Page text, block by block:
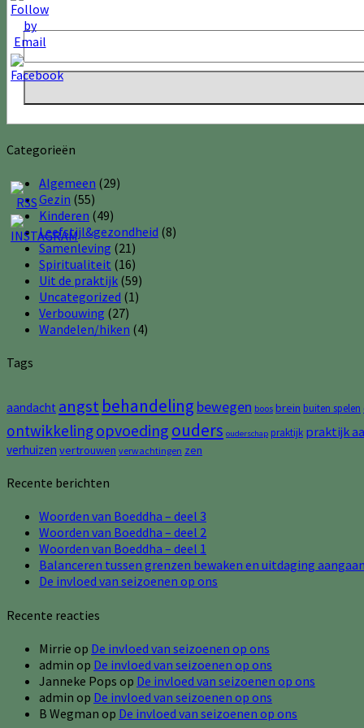
Categorieën
Algemeen (29)
Gezin (55)
Kinderen (49)
Leefstijl&gezondheid (8)
Samenleving (21)
Spiritualiteit (16)
Uit de praktijk (59)
Uncategorized (1)
Verbouwing (27)
Wandelen/hiken (4)
Tags
aandacht angst behandeling bewegen boos brein buiten spelen
ontwikkelingopvoeding ouders ouderschap praktijk praktijk
verhuizen vertrouwen verwachtingen zen
Recente berichten
Woorden van Boeddha – deel 3
Woorden van Boeddha – deel 2
Woorden van Boeddha – deel 1
Balanceren tussen grenzen bewaken en uitdaging aangaan
De invloed van seizoenen op ons
Recente reacties
Mirrie op De invloed van seizoenen op ons
admin op De invloed van seizoenen op ons
Janneke Pops op De invloed van seizoenen op ons
admin op De invloed van seizoenen op ons
B Wegman op De invloed van seizoenen op ons